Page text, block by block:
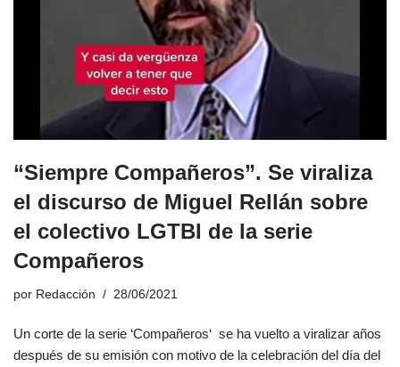
“Siempre Compañeros”. Se viraliza
el discurso de Miguel Rellán sobre
el colectivo LGTBI de la serie
Compañeros
por Redacción 28/06/2021
Un corte de la serie ‘Compañeros‘ se ha vuelto a viralizar años
después de su emisión con motivo de la celebración del día del